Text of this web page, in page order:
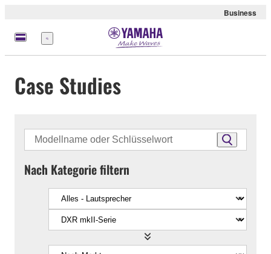
Business
Menü
Case Studies
Nach Kategorie filtern